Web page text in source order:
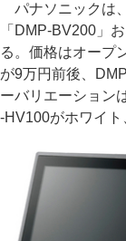
パナソニックは
「DMP-BV200」
る。価格はオープ
が9万円前後、
ーバリエーション
-HV100がホワイト